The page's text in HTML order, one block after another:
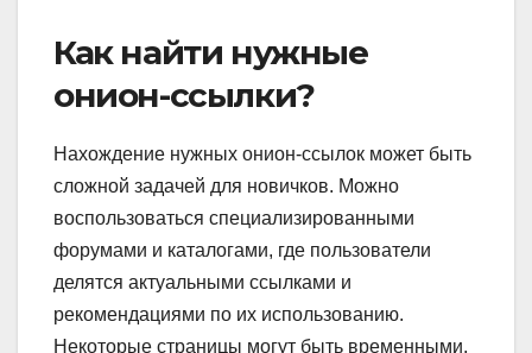
Как найти нужные
онион-ссылки?
Нахождение нужных онион-ссылок может быть
сложной задачей для новичков. Можно
воспользоваться специализированными
форумами и каталогами, где пользователи
делятся актуальными ссылками и
рекомендациями по их использованию.
Некоторые страницы могут быть временными,